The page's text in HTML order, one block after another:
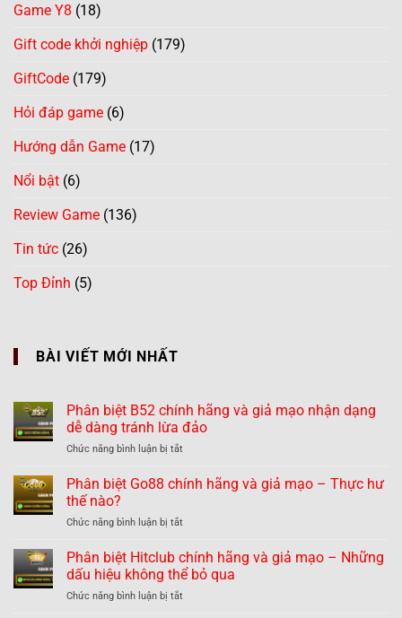
Game Y8 (18)
Gift code khởi nghiệp (179)
GiftCode (179)
Hỏi đáp game (6)
Hướng dẫn Game (17)
Nổi bật (6)
Review Game (136)
Tin tức (26)
Top Đỉnh (5)
BÀI VIẾT MỚI NHẤT
Phân biệt B52 chính hãng và giả mạo nhận dạng
dễ dàng tránh lừa đảo
Chức năng bình luận bị tắt
biệt
hãng
giả
mạo
dạng
Phân biệt Go88 chính hãng và giả mạo – Thực hư
thế nào?
Chức năng bình luận bị tắt
biệt
Go88
chính
hãng
Phân biệt Hitclub chính hãng và giả mạo – Những
dấu hiệu không thể bỏ qua
Chức năng bình luận bị tắt